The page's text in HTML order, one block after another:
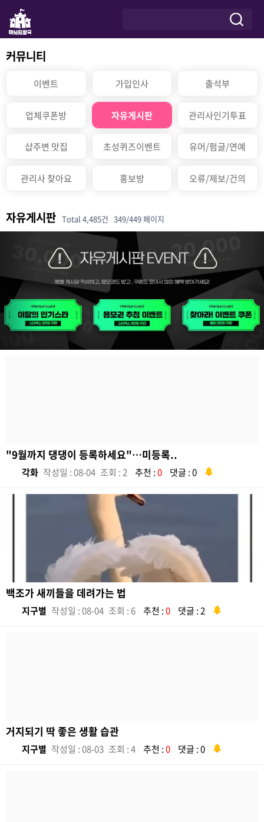
커뮤니티
이벤트 가입인사 출석부
업체쿠폰방 자유게시판 관리사인기투표
샵주변 맛집 초성퀴즈이벤트 유머/펌글/연예
관리사 찾아요 홍보방 오류/제보/건의
자유게시판 Total 4,485건 349/449 페이지
"9월까지 댕댕이 등록하세요"…미등록..
각화 작성일 : 08-04 조회 : 2 추천 :0 댓글 : 0
백조가 새끼들을 데려가는 법
지구별 작성일 : 08-04 조회 : 6 추천 :0 댓글 : 2
거지되기 딱 좋은 생활 습관
지구별 작성일 : 08-03 조회 : 4 추천 :0 댓글 : 0